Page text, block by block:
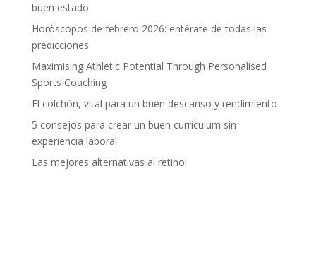
buen estado.
Horóscopos de febrero 2026: entérate de todas las
predicciones
Maximising Athletic Potential Through Personalised
Sports Coaching
El colchón, vital para un buen descanso y rendimiento
5 consejos para crear un buen currículum sin
experiencia laboral
Las mejores alternativas al retinol